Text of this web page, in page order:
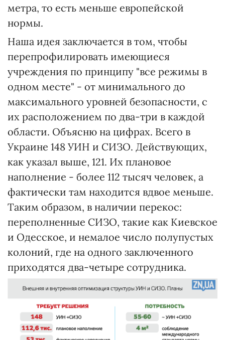
метра, то есть меньше европейской
нормы.
Наша идея заключается в том, чтобы
перепрофилировать имеющиеся
учреждения по принципу "все режимы в
одном месте" - от минимального до
максимального уровней безопасности, с
их расположением по два-три в каждой
области. Объясню на цифрах. Всего в
Украине 148 УИН и СИЗО. Действующих,
как указал выше, 121. Их плановое
наполнение - более 112 тысяч человек, а
фактически там находится вдвое меньше.
Таким образом, в наличии перекос:
переполненные СИЗО, такие как Киевское
и Одесское, и немалое число полупустых
колоний, где на одного заключенного
приходятся два-четыре сотрудника.